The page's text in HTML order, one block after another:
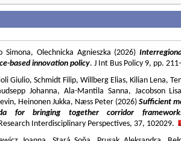
Simona, Olechnicka Agnieszka (2026)
based innovation policy. J Int Bus Policy 9, pp.
Giulio, Schmidt Filip, Willberg Elias, Kilian Lena,
Johanna, Ala-Mantila Sanna, Jacobson
Heinonen Jukka, Næss Peter (2026) Sufficient
for bringing together corridor
Interdisciplinary Perspectives, 37, 102029.